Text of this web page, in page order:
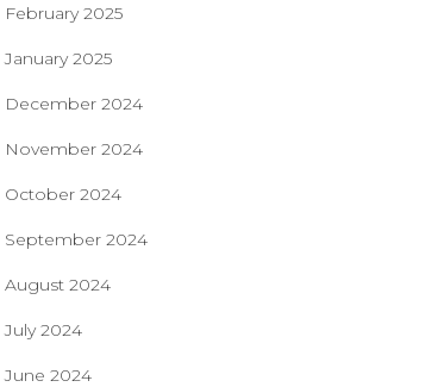
February 2025
January 2025
December 2024
November 2024
October 2024
September 2024
August 2024
July 2024
June 2024